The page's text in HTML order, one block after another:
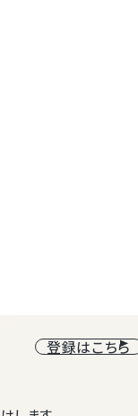
登録はこちら